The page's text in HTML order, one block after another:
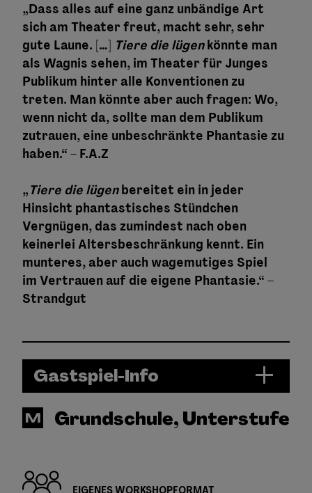
„Dass alles auf eine ganz unbändige Art
sich am Theater freut, macht sehr, sehr
gute Laune. […] Tiere die lügenkönnte man
als Wagnis sehen, im Theater für Junges
Publikum hinter alle Konventionen zu
treten. Man könnte aber auch fragen: Wo,
wenn nicht da, sollte man dem Publikum
zutrauen, eine unbeschränkte Phantasie zu
haben.“ – F.A.Z
„Tiere die lügenbereitet ein in jeder
Hinsicht phantastisches Stündchen
Vergnügen, das zumindest nach oben
keinerlei Altersbeschränkung kennt. Ein
munteres, aber auch wagemutiges Spiel
im Vertrauen auf die eigene Phantasie.“ –
Strandgut
Gastspiel-Info
Grundschule, Unterstufe
EIGENES WORKSHOPFORMAT